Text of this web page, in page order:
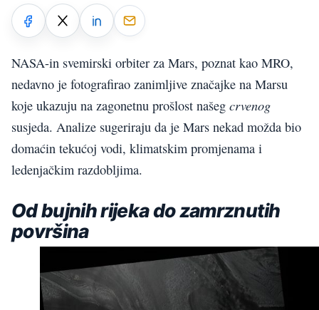
NASA-in svemirski orbiter za Mars, poznat kao MRO,
nedavno je fotografirao zanimljive značajke na Marsu
koje ukazuju na zagonetnu prošlost našeg crvenog
susjeda. Analize sugeriraju da je Mars nekad možda bio
domaćin tekućoj vodi, klimatskim promjenama i
ledenjačkim razdobljima.
Od bujnih rijeka do zamrznutih
površina